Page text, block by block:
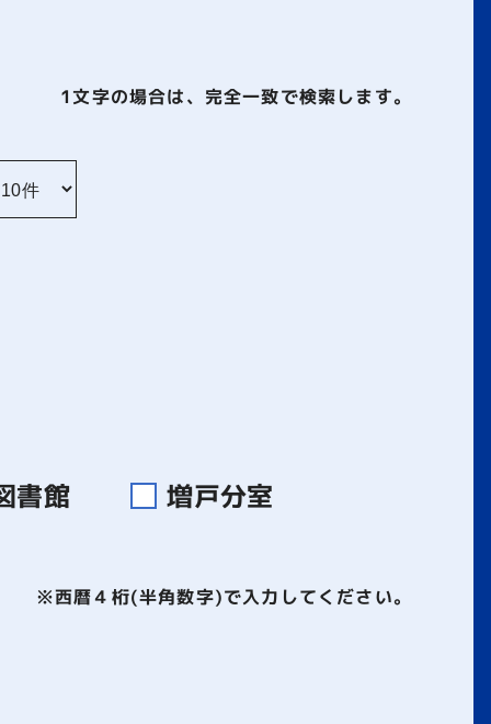
1文字の場合は、完全一致で検索します。
書館 増戸分室
※西暦４桁(半角数字)で入力してください。